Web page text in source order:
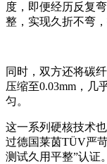
度，即便经历反复
整，实现久折不弯
同时，双方还将碳
压缩至0.03mm ，几
匀。
这一系列硬核技术
过德国莱茵TÜV严
测试久用平整”认证